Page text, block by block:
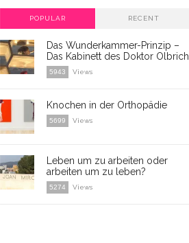
POPULAR RECENT
Das Wunderkammer-Prinzip –
Das Kabinett des Doktor Olbrich
5943 Views
Knochen in der Orthopädie
5699 Views
Leben um zu arbeiten oder
arbeiten um zu leben?
5274 Views